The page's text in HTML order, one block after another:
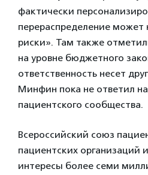
фактически
перераспределение может
риски». Там также
на уровне бюджетного
ответственность несет
Минфин пока не ответил
пациентского сообщества.
Всероссийский союз
пациентских организаций
интересы более семи